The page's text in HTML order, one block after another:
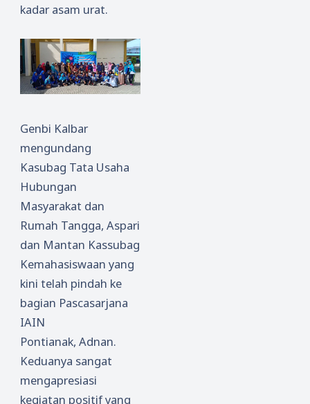
kadar asam urat.
Genbi Kalbar
mengundang
Kasubag Tata Usaha
Hubungan
Masyarakat dan
Rumah Tangga, Aspari
dan Mantan Kassubag
Kemahasiswaan yang
kini telah pindah ke
bagian Pascasarjana
IAIN
Pontianak, Adnan.
Keduanya sangat
mengapresiasi
kegiatan positif yang